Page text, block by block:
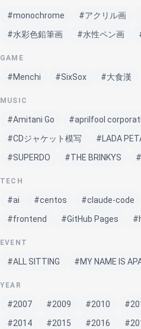
#monochrome #アクリル画
#水彩色鉛筆画
#水性ペン画
GAME
#Menchi #SixSox #大食漢
MUSIC
#Amitani Go #aprilfool
#CDジャケット模写
#LADA
#SUPERDO
#THE BRINKYS
TECH
#ai #centos #claude-code
#frontend
#GitHub Pages
EVENT
#ALL SITTING #MY NAME IS
YEAR
#2007 #2009 #2010
#2014
#2015 #2016